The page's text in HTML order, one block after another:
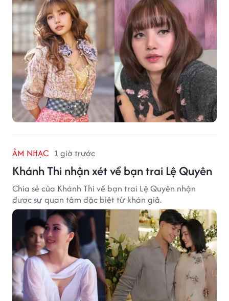
ÂM NHẠC 1 giờ trước
Khánh Thi nhận xét về bạn trai Lệ Quyên
Chia sẻ của Khánh Thi về bạn trai Lệ Quyên nhận
được sự quan tâm đặc biệt từ khán giả.